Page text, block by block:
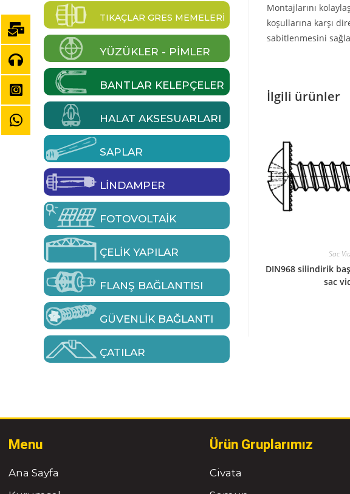
Montajlarını
koşullarına karşı
sabitlenmesini
İlgili ürünler
Sac
DIN968 silindirik
sac
TIKAÇLAR GRES MEMELERI
YÜZÜKLER - PIMLER
BANTLAR KELEPÇELER
HALAT AKSESUARLARI
SAPLAR
LINDAMPER
FOTOVOLTAIK
ÇELIK YAPILAR
FLANŞ BAĞLANTISI
GÜVENLIK BAĞLANTI
ÇATILAR
Menu
Ana Sayfa
Ürün Gruplarımız
Civata